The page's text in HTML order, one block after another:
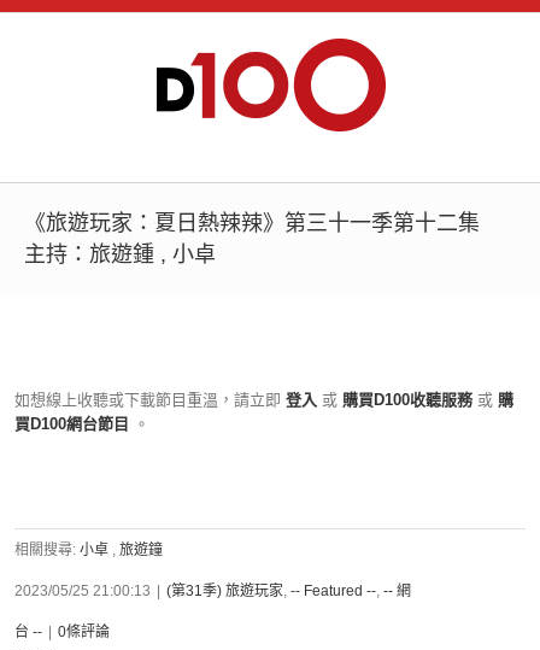
《旅遊玩家：夏日熱辣辣》第三十一季第十二集
主持：旅遊鍾 , 小卓
如想線上收聽或下載節目重溫，請立即 登入 或 購買D100收聽服務 或 購
買D100網台節目
。
相關搜尋: 小卓 , 旅遊鐘
2023/05/25 21:00:13 (第31季) 旅遊玩家, -- Featured --, -- 網
台 -- 0條評論